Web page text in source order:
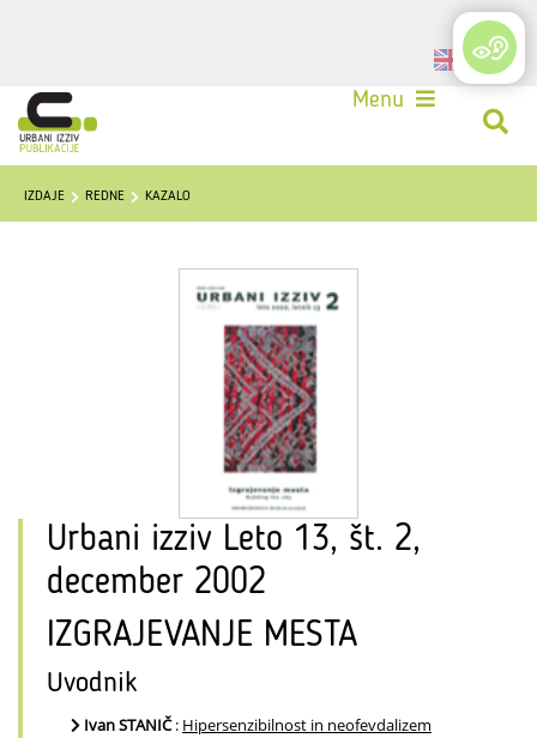
Login
Menu
IZDAJE REDNE KAZALO
Urbani izziv Leto 13, št. 2,
december 2002
IZGRAJEVANJE MESTA
Uvodnik
Ivan STANIČ: Hipersenzibilnost in neofevdalizem